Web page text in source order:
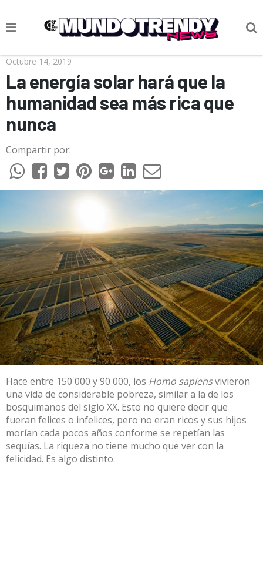
NOTICIAS
CULTURA POP
CIENCIA Y TECNOLOGÍA
VIDA
SOCIEDAD
CULTURIZANDO.COM
Octubre 14, 2019
La energía solar hará que la
humanidad sea más rica que
nunca
Compartir por:
Hace entre 150 000 y 90 000, los Homo sapiensvivieron
una vida de considerable pobreza, similar a la de los
bosquimanos del siglo XX. Esto no quiere decir que
fueran felices o infelices, pero no eran ricos y sus hijos
morían cada pocos años conforme se repetían las
sequías. La riqueza no tiene mucho que ver con la
felicidad. Es algo distinto.